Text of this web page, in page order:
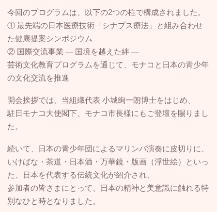
今回のプログラムは、以下の2つの柱で構成されました。
① 最先端の日本医療技術「シナプス療法」と組み合わせ
た健康提案シンポジウム
② 国際交流事業 ― 国境を越えた絆 ―
芸術文化教育プログラムを通じて、モナコと日本の青少年
の文化交流を推進
開会挨拶では、当組織代表 小城絢一朗博士をはじめ、
駐日モナコ大使閣下、モナコ市長様にもご登壇を賜りまし
た。
続いて、日本の青少年団によるマリンバ演奏に皮切りに、
いけばな・茶道・日本酒・万華鏡・版画（浮世絵）といっ
た、日本を代表する伝統文化が紹介され、
参加者の皆さまにとって、日本の精神と美意識に触れる特
別なひと時となりました。